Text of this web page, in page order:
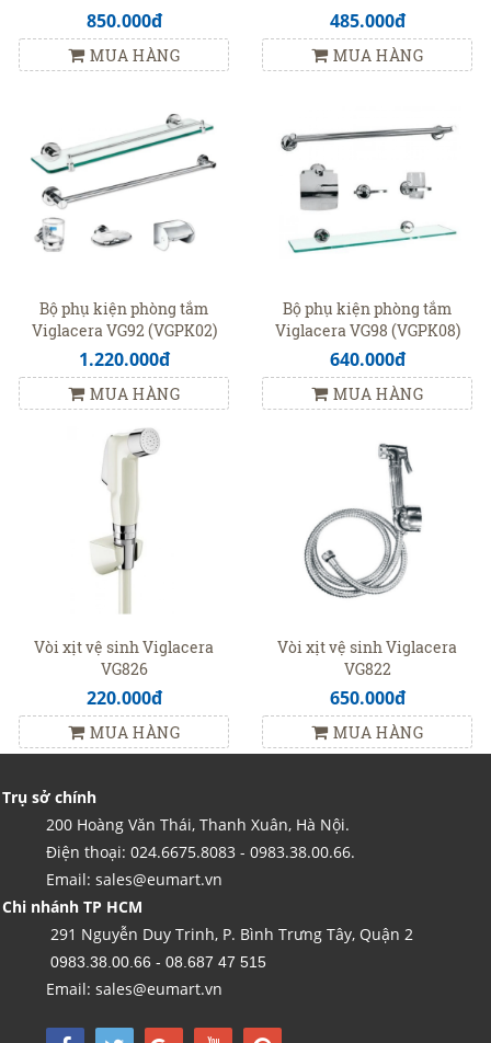
850.000đ
MUA HÀNG
485.000đ
MUA HÀNG
Bộ phụ kiện phòng tắm
Viglacera VG92 (VGPK02)
1.220.000đ
MUA HÀNG
Bộ phụ kiện phòng tắm
Viglacera VG98 (VGPK08)
640.000đ
MUA HÀNG
Vòi xịt vệ sinh Viglacera
VG826
220.000đ
MUA HÀNG
Vòi xịt vệ sinh Viglacera
VG822
650.000đ
MUA HÀNG
Trụ sở chính
200 Hoàng Văn Thái, Thanh Xuân, Hà Nội.
Điện thoại: 024.6675.8083 - 0983.38.00.66.
Email: sales@eumart.vn
Chi nhánh TP HCM
291 Nguyễn Duy Trinh, P. Bình Trưng Tây, Quận 2
0983.38.00.66 - 08.687 47 515
Email: sales@eumart.vn